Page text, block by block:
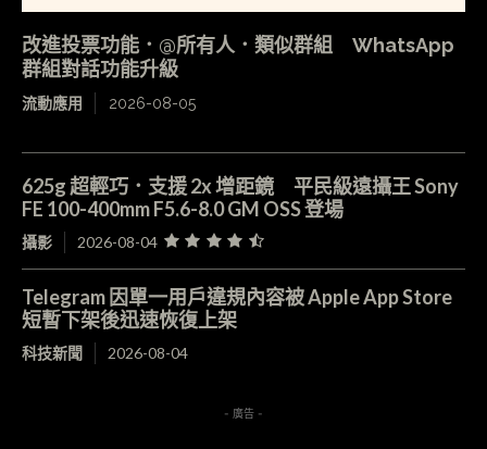
改進投票功能．@所有人．類似群組 WhatsApp
群組對話功能升級
流動應用 2026-08-05
625g 超輕巧．支援 2x 增距鏡 平民級遠攝王 Sony
FE 100-400mm F5.6-8.0 GM OSS 登場
攝影 2026-08-04
Telegram 因單一用戶違規內容被 Apple App Store
短暫下架後迅速恢復上架
科技新聞 2026-08-04
- 廣告 -